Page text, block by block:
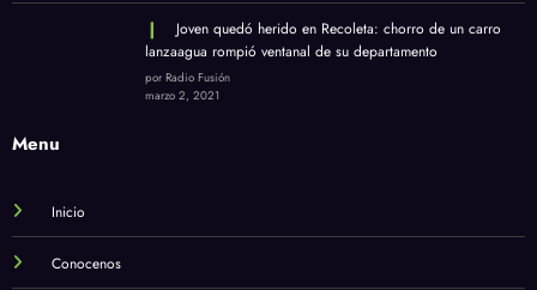
Joven quedó herido en Recoleta: chorro de un carro
lanzaagua rompió ventanal de su departamento
por Radio Fusión
marzo 2, 2021
Menu
Inicio
Conocenos